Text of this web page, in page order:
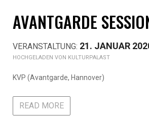
AVANTGARDE
21. JANUAR
KULTURPALAST
KVP (Avantgarde, Hannover)
READ MORE